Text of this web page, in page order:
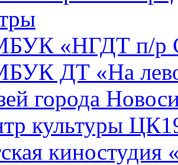
«НГДТ п/р
ДТ «На
города
культуры
киностудия